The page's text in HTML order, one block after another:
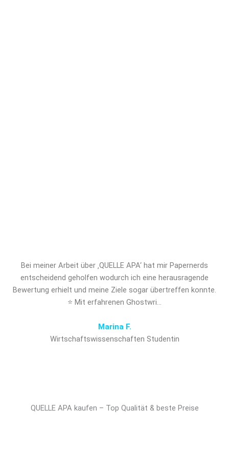
Bei meiner Arbeit über ‚QUELLE APA‘ hat mir Papernerds
entscheidend geholfen wodurch ich eine herausragende
Bewertung erhielt und meine Ziele sogar übertreffen konnte.
⭐ Mit erfahrenen Ghostwri…
Marina F.
Wirtschaftswissenschaften Studentin
QUELLE APA kaufen – Top Qualität & beste Preise